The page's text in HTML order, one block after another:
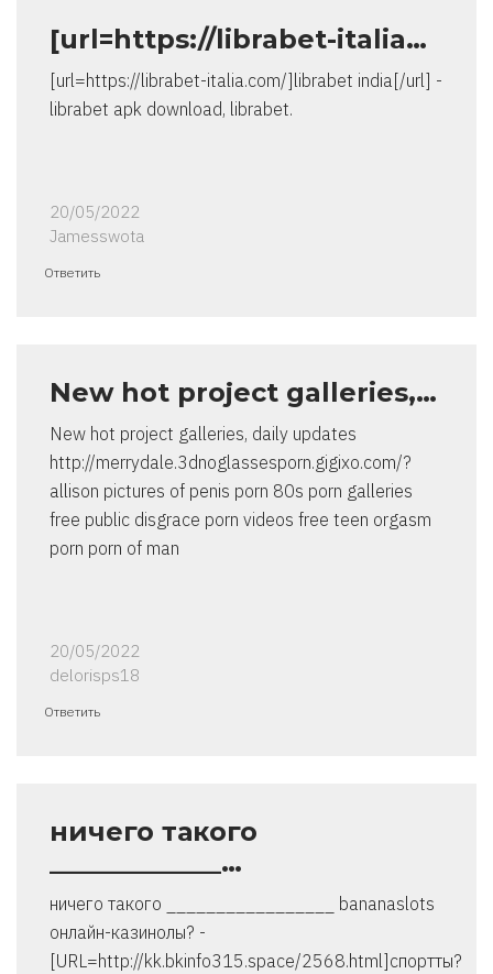
[url=https://librabet-italia…
[url=https://librabet-italia.com/]librabet india[/url] -
librabet apk download, librabet.
20/05/2022
Jamesswota
Ответить
New hot project galleries,…
New hot project galleries, daily updates
http://merrydale.3dnoglassesporn.gigixo.com/?
allison pictures of penis porn 80s porn galleries
free public disgrace porn videos free teen orgasm
porn porn of man
20/05/2022
delorisps18
Ответить
ничего такого
_____________…
ничего такого _________________ bananaslots
онлайн-казинолы? -
[URL=http://kk.bkinfo315.space/2568.html]спортты?